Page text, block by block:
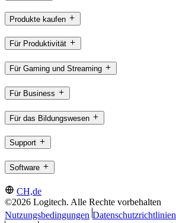
Produkte kaufen
Für Produktivität
Für Gaming und Streaming
Für Business
Für das Bildungswesen
Support
Software
CH,de
©2026 Logitech. Alle Rechte vorbehalten
Nutzungsbedingungen Datenschutzrichtlinien